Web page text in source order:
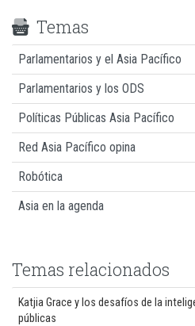
Temas
Parlamentarios y el Asia Pacífico
Parlamentarios y los ODS
Políticas Públicas Asia Pacífico
Red Asia Pacífico opina
Robótica
Asia en la agenda
Temas relacionados
Katjia Grace y los desafíos de la
públicas